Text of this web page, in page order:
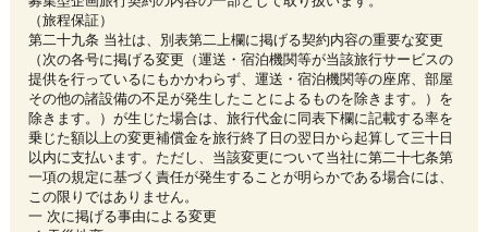
（旅程保証）
第二十九条 当社は、別表第二上欄に掲げる契約内容の重要な変更
（次の各号に掲げる変更（運送・宿泊機関等が当該旅行サービスの
提供を行っているにもかかわらず、運送・宿泊機関等の座席、部屋
その他の諸設備の不足が発生したことによるものを除きます。）を
除きます。）が生じた場合は、旅行代金に同表下欄に記載する率を
乗じた額以上の変更補償金を旅行終了日の翌日から起算して三十日
以内に支払います。ただし、当該変更について当社に第二十七条第
一項の規定に基づく責任が発生することが明らかである場合には、
この限りではありません。
一 次に掲げる事由による変更